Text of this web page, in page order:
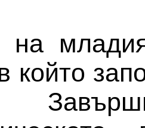
на
който